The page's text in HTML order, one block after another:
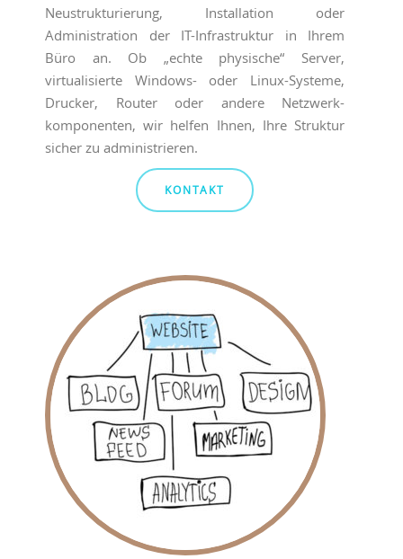
Neustrukturierung, Installation oder
Administration der IT-Infrastruktur in Ihrem
Büro an. Ob „echte physische“ Server,
virtualisierte Windows- oder Linux-Systeme,
Drucker, Router oder andere Netzwerk­
komponenten, wir helfen Ihnen, Ihre Struktur
sicher zu administrieren.
KONTAKT